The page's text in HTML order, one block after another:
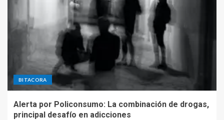
BITACORA
Alerta por Policonsumo: La combinación de drogas,
principal desafío en adicciones